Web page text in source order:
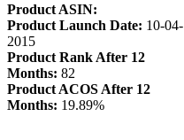
Product ASIN:
Product Launch Date: 10-04-
2015
Product Rank After 12
Months: 82
Product ACOS After 12
Months: 19.89%